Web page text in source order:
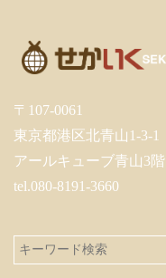
〒107-0061
東京都港区北青山1-3-1
アールキューブ青山3階
tel.080-8191-3660